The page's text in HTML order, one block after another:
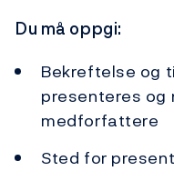
Du må oppgi:
Bekreftelse og
presenteres og
medforfattere
Sted for